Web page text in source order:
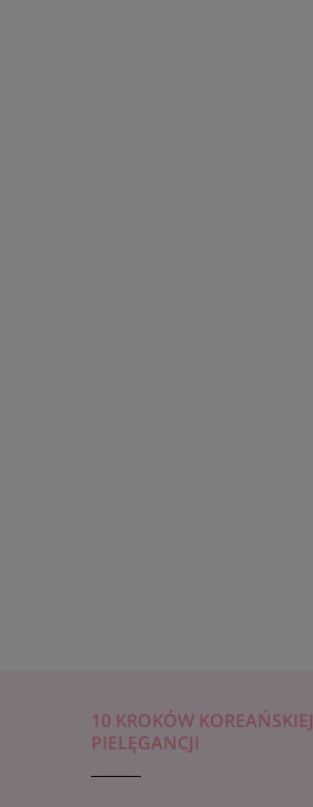
10 KROKÓW KOREAŃSKIEJ
PIELĘGANCJI